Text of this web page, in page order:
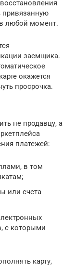
привязанную
в любой момент.
заемщика.
окажется
просрочка.
не продавцу, а
платежей:
в том
или счета
с которыми
карту,